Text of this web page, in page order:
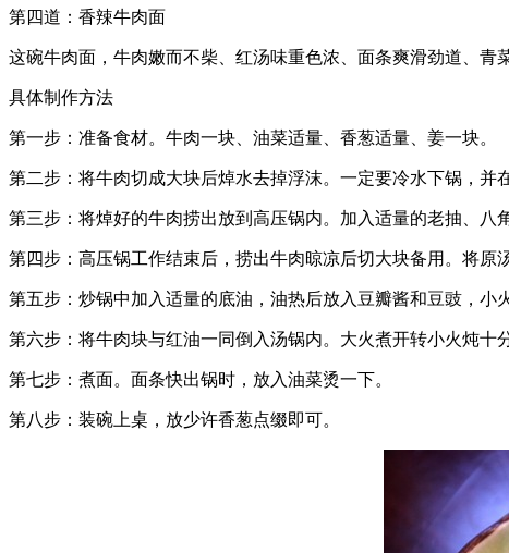
第四道：香辣牛肉面
这碗牛肉面，牛肉嫩而不柴、红汤味重色浓、面条爽滑劲道、青
具体制作方法
第一步：准备食材。牛肉一块、油菜适量、香葱适量、姜一块。
第二步：将牛肉切成大块后焯水去掉浮沫。一定要冷水下锅，并
第三步：将焯好的牛肉捞出放到高压锅内。加入适量的老抽、
第四步：高压锅工作结束后，捞出牛肉晾凉后切大块备用。将原
第五步：炒锅中加入适量的底油，油热后放入豆瓣酱和豆豉，小
第六步：将牛肉块与红油一同倒入汤锅内。大火煮开转小火炖十
第七步：煮面。面条快出锅时，放入油菜烫一下。
第八步：装碗上桌，放少许香葱点缀即可。